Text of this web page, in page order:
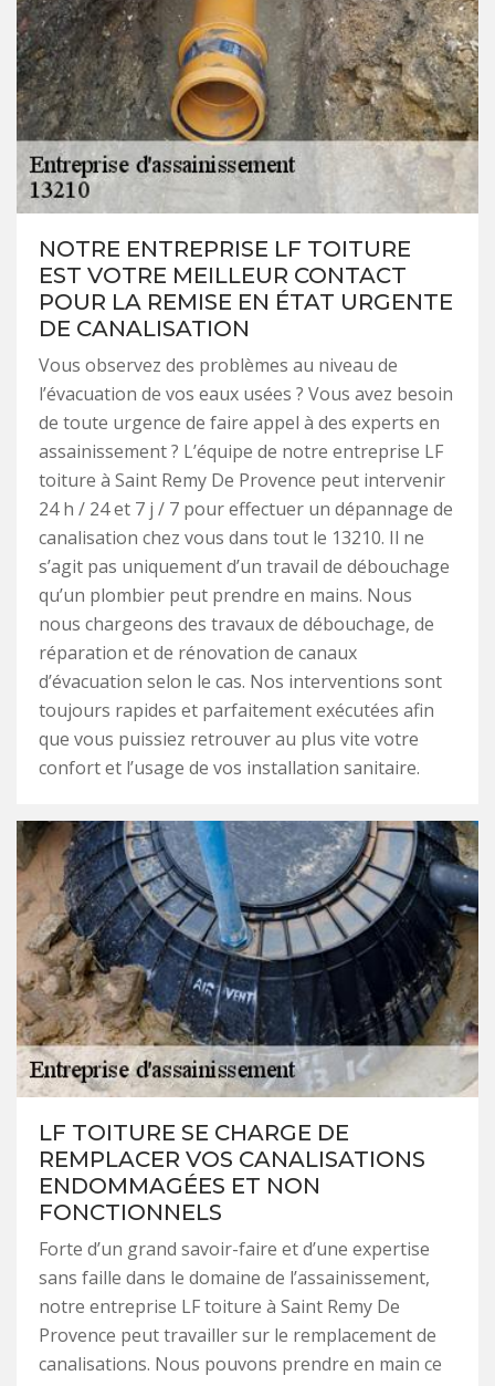
NOTRE ENTREPRISE LF TOITURE
EST VOTRE MEILLEUR CONTACT
POUR LA REMISE EN ÉTAT URGENTE
DE CANALISATION
Vous observez des problèmes au niveau de
l’évacuation de vos eaux usées ? Vous avez besoin
de toute urgence de faire appel à des experts en
assainissement ? L’équipe de notre entreprise LF
toiture à Saint Remy De Provence peut intervenir
24 h / 24 et 7 j / 7 pour effectuer un dépannage de
canalisation chez vous dans tout le 13210. Il ne
s’agit pas uniquement d’un travail de débouchage
qu’un plombier peut prendre en mains. Nous
nous chargeons des travaux de débouchage, de
réparation et de rénovation de canaux
d’évacuation selon le cas. Nos interventions sont
toujours rapides et parfaitement exécutées afin
que vous puissiez retrouver au plus vite votre
confort et l’usage de vos installation sanitaire.
LF TOITURE SE CHARGE DE
REMPLACER VOS CANALISATIONS
ENDOMMAGÉES ET NON
FONCTIONNELS
Forte d’un grand savoir-faire et d’une expertise
sans faille dans le domaine de l’assainissement,
notre entreprise LF toiture à Saint Remy De
Provence peut travailler sur le remplacement de
canalisations. Nous pouvons prendre en main ce